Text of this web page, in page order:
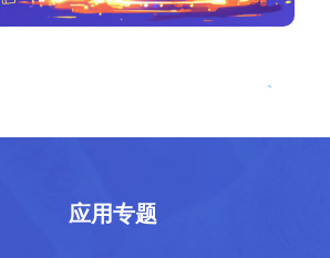
应用专题